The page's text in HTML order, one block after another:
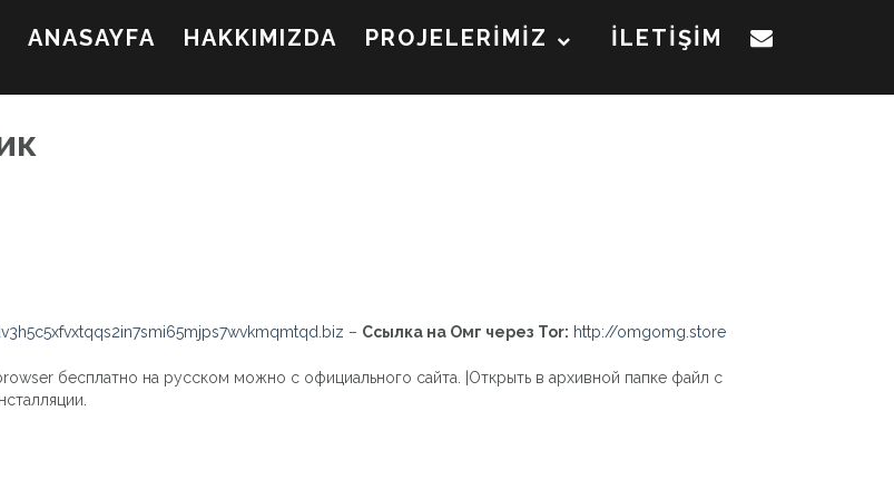
ANASAYFA HAKKIMIZDA PROJELERİMİZ İLETİŞİM
– Ссылка на Омг через Tor: http://omgomg.store
бесплатно на русском можно с официального сайта. |Открыть в архивной папке файл с